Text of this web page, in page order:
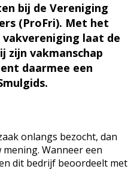
bij de Vereniging
(ProFri). Met het
vakvereniging laat de
zijn vakmanschap
daarmee een
onlangs bezocht, dan
Wanneer een
dit bedrijf beoordeelt met